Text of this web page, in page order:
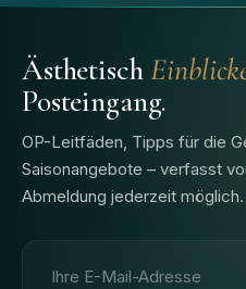
Ästhetisch
Posteingang.
OP-Leitfäden, Tipps für die
Saisonangebote – verfasst
Abmeldung jederzeit möglich.